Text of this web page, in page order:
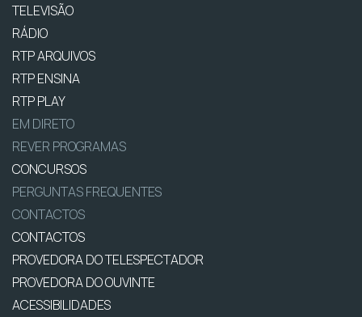
TELEVISÃO
RÁDIO
RTP ARQUIVOS
RTP ENSINA
RTP PLAY
EM DIRETO
REVER PROGRAMAS
CONCURSOS
PERGUNTAS FREQUENTES
CONTACTOS
CONTACTOS
PROVEDORA DO TELESPECTADOR
PROVEDORA DO OUVINTE
ACESSIBILIDADES